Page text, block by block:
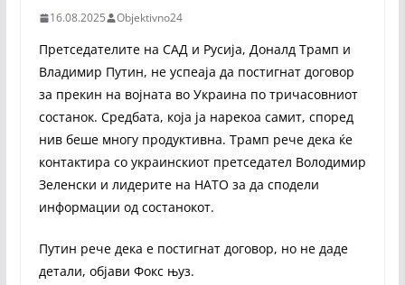
16.08.2025 Objektivno24
Претседателите на САД и Русија, Доналд Трамп и
Владимир Путин, не успеаја да постигнат договор
за прекин на војната во Украина по тричасовниот
состанок. Средбата, која ја нарекоа самит, според
нив беше многу продуктивна. Трамп рече дека ќе
контактира со украинскиот претседател Володимир
Зеленски и лидерите на НАТО за да сподели
информации од состанокот.
Путин рече дека е постигнат договор, но не даде
детали, објави Фокс њуз.